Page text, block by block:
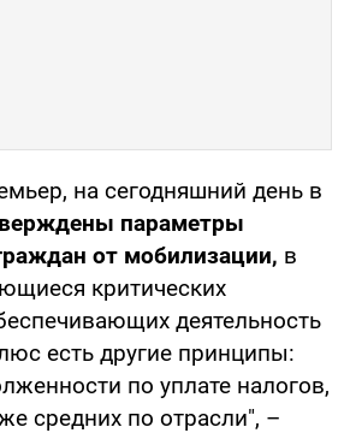
на сегодняшний день в
параметры
от мобилизации, в
критических
деятельность
есть другие принципы:
по уплате налогов,
средних по отрасли", –